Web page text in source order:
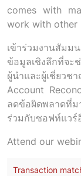
comes with
work with other
เข้าร่วมงานสัม
ข้อมูลเชิงลึกที่จะ
ผู้นำและผู้เชี่ยว
Account
ลดข้อผิดพลาดที่
ร่วมกับซอฟท์แวร์
Attend our
Transaction